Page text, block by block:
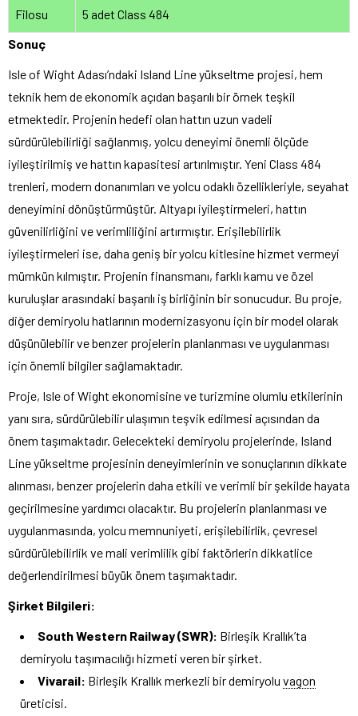
Filosu
5 adet Class 484
Sonuç
Isle of Wight Adası’ndaki Island Line yükseltme projesi, hem
teknik hem de ekonomik açıdan başarılı bir örnek teşkil
etmektedir. Projenin hedefi olan hattın uzun vadeli
sürdürülebilirliği sağlanmış, yolcu deneyimi önemli ölçüde
iyileştirilmiş ve hattın kapasitesi artırılmıştır. Yeni Class 484
trenleri, modern donanımları ve yolcu odaklı özellikleriyle, seyahat
deneyimini dönüştürmüştür. Altyapı iyileştirmeleri, hattın
güvenilirliğini ve verimliliğini artırmıştır. Erişilebilirlik
iyileştirmeleri ise, daha geniş bir yolcu kitlesine hizmet vermeyi
mümkün kılmıştır. Projenin finansmanı, farklı kamu ve özel
kuruluşlar arasındaki başarılı iş birliğinin bir sonucudur. Bu proje,
diğer demiryolu hatlarının modernizasyonu için bir model olarak
düşünülebilir ve benzer projelerin planlanması ve uygulanması
için önemli bilgiler sağlamaktadır.
Proje, Isle of Wight ekonomisine ve turizmine olumlu etkilerinin
yanı sıra, sürdürülebilir ulaşımın teşvik edilmesi açısından da
önem taşımaktadır. Gelecekteki demiryolu projelerinde, Island
Line yükseltme projesinin deneyimlerinin ve sonuçlarının dikkate
alınması, benzer projelerin daha etkili ve verimli bir şekilde hayata
geçirilmesine yardımcı olacaktır. Bu projelerin planlanması ve
uygulanmasında, yolcu memnuniyeti, erişilebilirlik, çevresel
sürdürülebilirlik ve mali verimlilik gibi faktörlerin dikkatlice
değerlendirilmesi büyük önem taşımaktadır.
Şirket Bilgileri:
South Western Railway (SWR): Birleşik Krallık’ta
demiryolu taşımacılığı hizmeti veren bir şirket.
Vivarail: Birleşik Krallık merkezli bir demiryolu vagon
üreticisi.